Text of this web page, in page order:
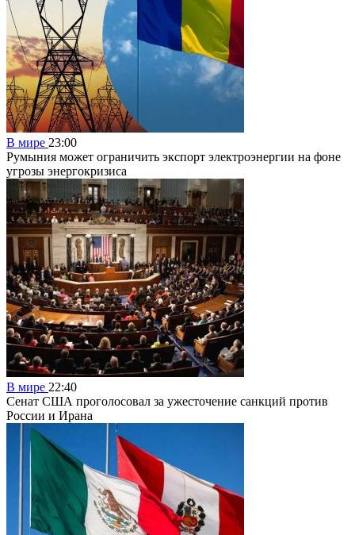
В мире 23:00
Румыния может ограничить экспорт электроэнергии на фоне
угрозы энергокризиса
В мире 22:40
Сенат США проголосовал за ужесточение санкций против
России и Ирана